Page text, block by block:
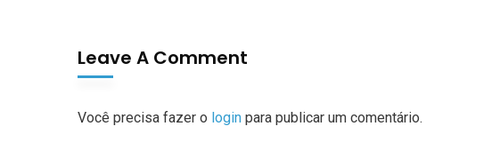
Leave A Comment
Você precisa fazer o login para publicar um comentário.